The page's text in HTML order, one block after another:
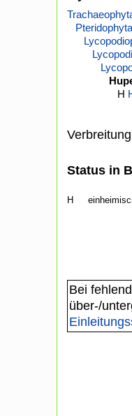
Pteridophyta
H
Status in
H
Bei
über-/